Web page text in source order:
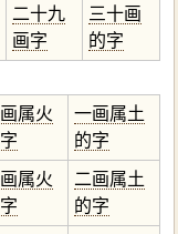
二十九
画字
三十画
的字
属火
一画属土
的字
属火
二画属土
的字